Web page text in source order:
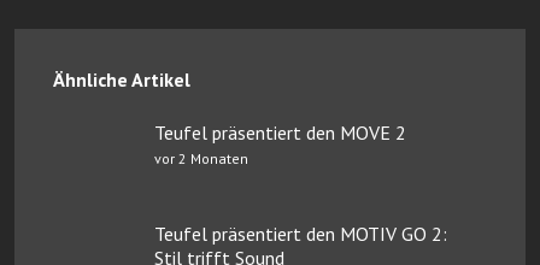
Ähnliche Artikel
Teufel präsentiert den MOVE 2
vor 2 Monaten
Teufel präsentiert den MOTIV GO 2:
Stil trifft Sound